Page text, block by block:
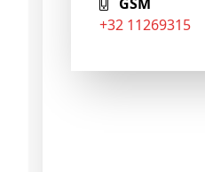
+32 11269315